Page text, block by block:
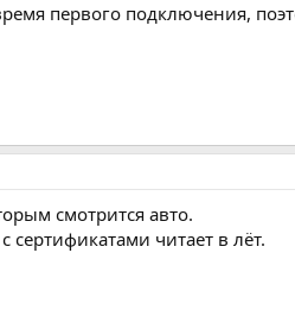
первого подключения,
смотрится авто.
сертификатами читает в лëт.